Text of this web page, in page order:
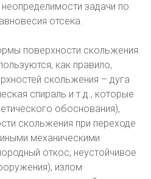
задачи по
отсека.
поверхности скольжения
как правило,
скольжения – дуга
спираль и т.д., которые
обоснования),
скольжения при переходе
механическими
откос, неустойчивое
излом